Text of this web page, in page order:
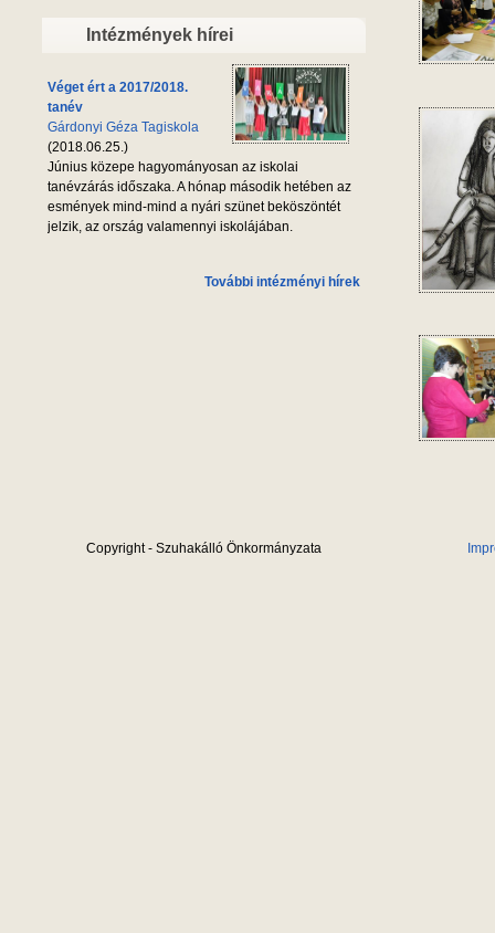
Intézmények hírei
Véget ért a 2017/2018.
tanév
Gárdonyi Géza Tagiskola
(2018.06.25.)
Június közepe hagyományosan az iskolai
tanévzárás időszaka. A hónap második hetében az
esmények mind-mind a nyári szünet beköszöntét
jelzik, az ország valamennyi iskolájában.
További intézményi hírek
Copyright - Szuhakálló Önkormányzata